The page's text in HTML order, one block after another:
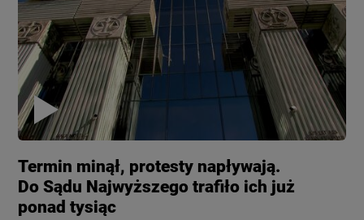
Termin minął, protesty napływają.
Do Sądu Najwyższego trafiło ich już
ponad tysiąc